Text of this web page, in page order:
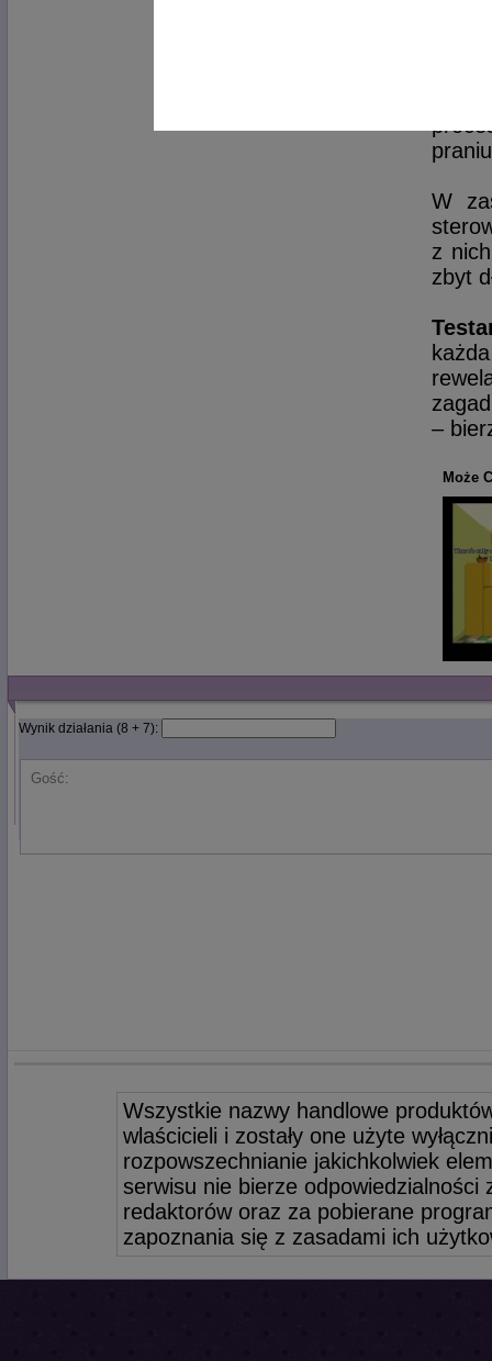
W
z
zbyt
–
Może
Wynik działania (8 + 7):
Gość:
Wszystkie nazwy handlowe
wlaścicieli i zostały one użyte
rozpowszechnianie jakichkolwiek
serwisu nie bierze odpowiedzialności
redaktorów oraz za pobierane
zapoznania się z zasadami ich